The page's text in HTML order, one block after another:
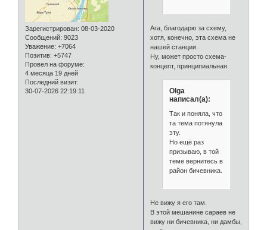
Зарегистрирован: 08-03-2020
Сообщений: 9023
Уважение: +7064
Позитив: +5747
Провел на форуме:
4 месяца 19 дней
Последний визит:
30-07-2026 22:19:11
Ага, благодарю за схему,
хотя, конечно, эта схема не
нашей станции.
Ну, может просто схема-
концепт, принципиальная.
Olga
написал(а):
Так и поняла, что
та тема потянула
эту.
Но ещё раз
призываю, в той
теме вернитесь в
район бичевника.
Не вижу я его там.
В этой мешанине сараев не
вижу ни бичевника, ни дамбы,